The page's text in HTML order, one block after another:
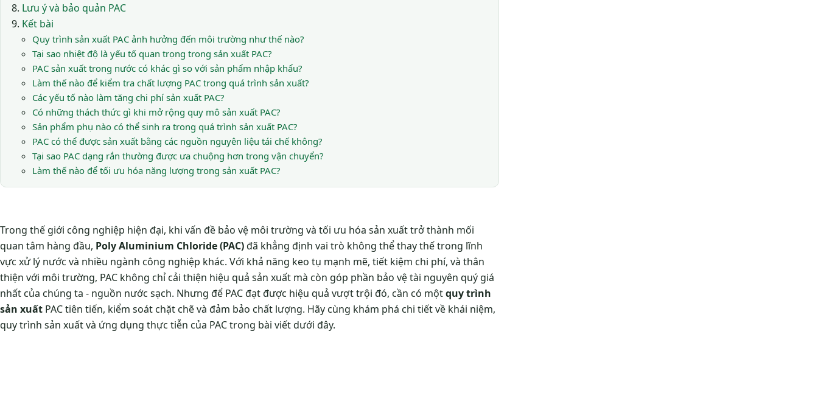
Lưu ý và bảo quản PAC
Kết bài
Quy trình sản xuất PAC ảnh hưởng đến môi trường như thế nào?
Tại sao nhiệt độ là yếu tố quan trọng trong sản xuất PAC?
PAC sản xuất trong nước có khác gì so với sản phẩm nhập khẩu?
Làm thế nào để kiểm tra chất lượng PAC trong quá trình sản xuất?
Các yếu tố nào làm tăng chi phí sản xuất PAC?
Có những thách thức gì khi mở rộng quy mô sản xuất PAC?
Sản phẩm phụ nào có thể sinh ra trong quá trình sản xuất PAC?
PAC có thể được sản xuất bằng các nguồn nguyên liệu tái chế không?
Tại sao PAC dạng rắn thường được ưa chuộng hơn trong vận chuyển?
Làm thế nào để tối ưu hóa năng lượng trong sản xuất PAC?
Trong thế giới công nghiệp hiện đại, khi vấn đề bảo vệ môi trường và tối ưu hóa sản xuất trở thành mối
quan tâm hàng đầu, Poly Aluminium Chloride (PAC)đã khẳng định vai trò không thể thay thế trong lĩnh
vực xử lý nước và nhiều ngành công nghiệp khác. Với khả năng keo tụ mạnh mẽ, tiết kiệm chi phí, và thân
thiện với môi trường, PAC không chỉ cải thiện hiệu quả sản xuất mà còn góp phần bảo vệ tài nguyên quý giá
nhất của chúng ta - nguồn nước sạch. Nhưng để PAC đạt được hiệu quả vượt trội đó, cần có mộtquy trình
sản xuất PAC tiên tiến, kiểm soát chặt chẽ và đảm bảo chất lượng. Hãy cùng khám phá chi tiết về khái niệm,
quy trình sản xuất và ứng dụng thực tiễn của PAC trong bài viết dưới đây.